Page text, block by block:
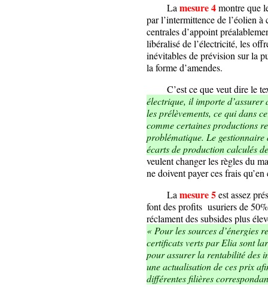
Lamesure 4montre que
par l’intermittence de l’éolien
centrales d’appoint
libéralisé de l’électricité, les
inévitables de prévision sur la
la forme d’amendes.
C’est ce que veut dire le
électrique, il importe d’assurer
les prélèvements, ce qui dans
comme certaines productions
problématique. Le gestionnaire
écarts de production calculés
veulent changer les règles du
ne doivent payer ces frais qu’en
Lamesure 5est assez
font des profits usuriers de
réclament des subsides plus
« Pour les sources d’énergies
certificats verts par Elia sont
pour assurer la rentabilité des
une actualisation de ces prix
différentes filières